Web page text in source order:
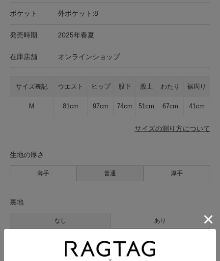
ポケット 外ポケット:8
発売時期 2025年春夏
在庫店舗 オンラインショップ
サイズ表記 ウエスト ヒップ 股下 股上 わたり 裾周り
M 81cm 97cm 74cm 51cm 67cm 41cm
サイズの測り方について
生地の厚さ
薄手 普通 厚手
裏地
なし あり